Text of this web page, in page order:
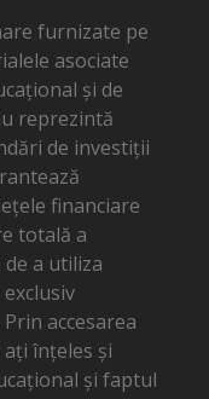
furnizate pe
asociate
și de
reprezintă
de investiții
financiare
totală a
a utiliza
accesarea
înțeles și
și faptul